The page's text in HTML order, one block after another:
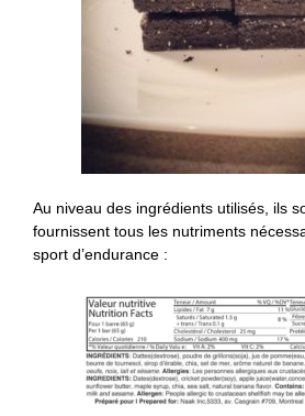
Au niveau des ingrédients utilisés, ils
fournissent tous les nutriments
sport d’endurance :